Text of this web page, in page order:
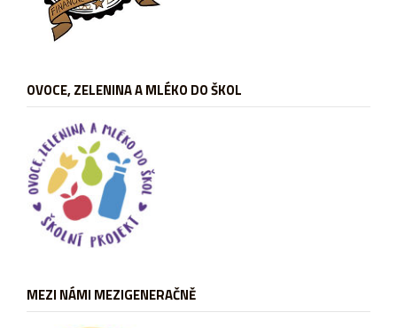
OVOCE, ZELENINA A MLÉKO DO ŠKOL
MEZI NÁMI MEZIGENERAČNĚ